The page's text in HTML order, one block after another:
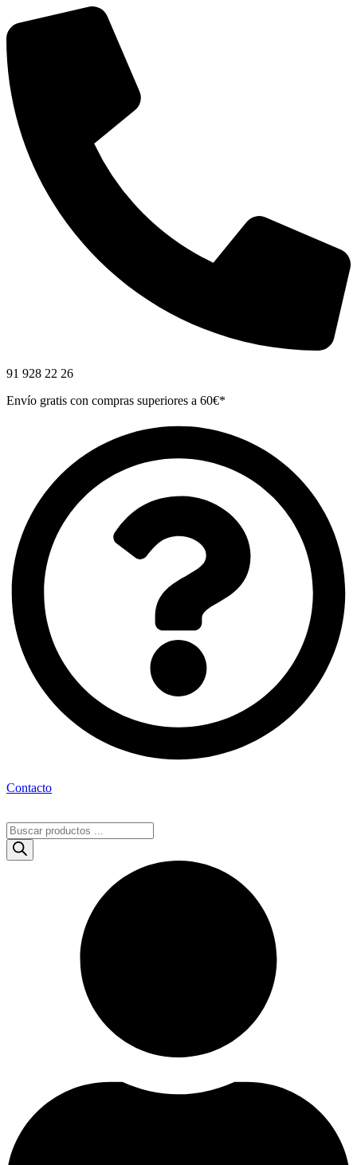
91 928 22 26
Envío gratis con compras superiores a 60€*
Contacto
Búsqueda
de
productos